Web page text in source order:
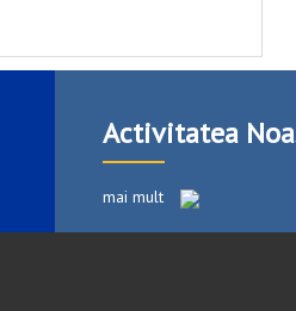
Activitatea
mai mult